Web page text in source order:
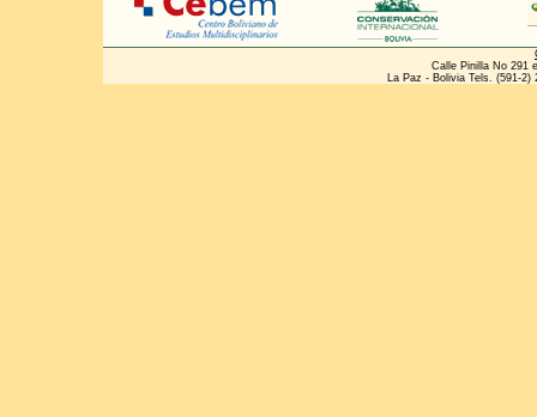
Calle Pinilla No 291
La Paz - Bolivia Tels. (591-2)